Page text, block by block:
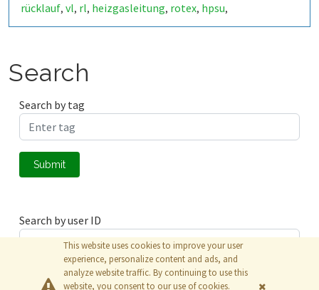
rücklauf, vl, rl, heizgasleitung, rotex, hpsu,
aussentemperatur,heizung,warmwasser,pwh-h,pwh,
temperatur,
Search
Search by tag
Submit
Search by user ID
Submit
This website uses cookies to improve your user
experience, personalize content and ads, and
analyze website traffic. By continuing to use this
website, you consent to our use of cookies.